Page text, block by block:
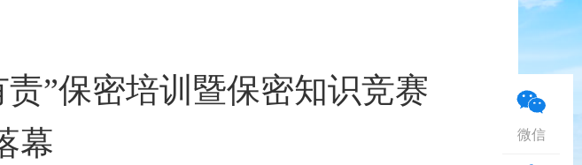
”保密培训暨保密知识竞赛
幕
微信